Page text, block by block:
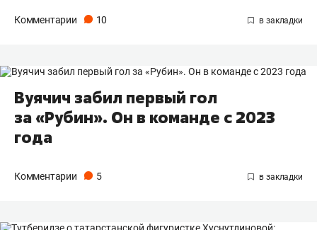
Комментарии 10
Вуячич забил первый гол
за «Рубин». Он в команде с 2023
года
Комментарии 5